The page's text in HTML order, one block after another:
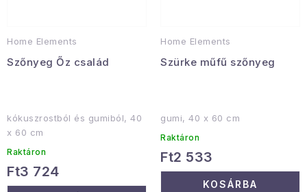
Home Elements
Szőnyeg Őz család
kókuszrostból és gumiból, 40
x 60 cm
Raktáron
Ft3 724
Home Elements
Szürke műfű szőnyeg
gumi, 40 x 60 cm
Raktáron
Ft2 533
KOSÁRBA